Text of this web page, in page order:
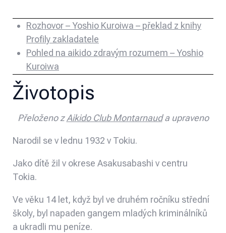
Rozhovor – Yoshio Kuroiwa – překlad z knihy
Profily zakladatele
Pohled na aikido zdravým rozumem – Yoshio
Kuroiwa
Životopis
Přeloženo zAikido Club Montarnauda upraveno
Narodil se v lednu 1932 v Tokiu.
Jako dítě žil v okrese Asakusabashi v centru
Tokia.
Ve věku 14 let, když byl ve druhém ročníku střední
školy, byl napaden gangem mladých kriminálníků
a ukradli mu peníze.